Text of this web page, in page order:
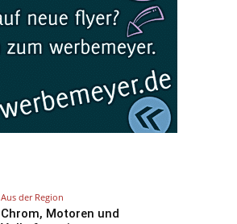
Aus der Region
Chrom, Motoren und